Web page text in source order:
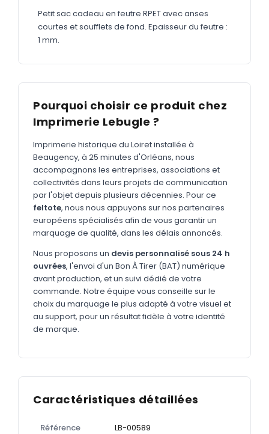
Étiquettes adhésives en bobine
Adhésifs vitrine
MARQUAGE TEXTILE
Tee-shirts
Polos Nouveau
Sweatshirts
GOODIES
Catalogue complet Nouveau
Bureau & écriture
Sacs & voyages
Verres & déjeuner
Technologie
Vêtements
Outils & porte-clés
Cuisine
Petit sac cadeau en feutre RPET avec anses
courtes et soufflets de fond. Epaisseur du feutre :
1 mm.
Pourquoi choisir ce produit chez
Imprimerie Lebugle ?
Imprimerie historique du Loiret installée à
Beaugency, à 25 minutes d'Orléans, nous
accompagnons les entreprises, associations et
collectivités dans leurs projets de communication
par l'objet depuis plusieurs décennies. Pour ce
feltote, nous nous appuyons sur nos partenaires
européens spécialisés afin de vous garantir un
marquage de qualité, dans les délais annoncés.
Nous proposons un devis personnalisé sous 24 h
ouvrées, l'envoi d'un Bon À Tirer (BAT) numérique
avant production, et un suivi dédié de votre
commande. Notre équipe vous conseille sur le
choix du marquage le plus adapté à votre visuel et
au support, pour un résultat fidèle à votre identité
de marque.
Caractéristiques détaillées
Référence LB-00589